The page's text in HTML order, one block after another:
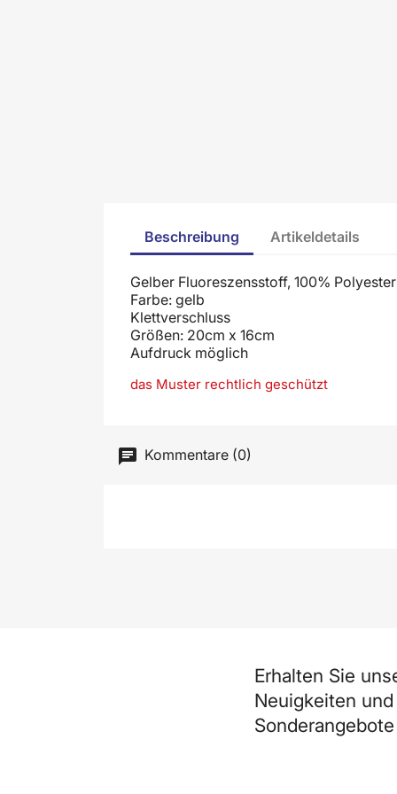
Beschreibung Artikeldetails
Gelber Fluoreszensstoff, 100% Polyester
Farbe: gelb
Klettverschluss
Größen: 20cm x 16cm
Aufdruck möglich
das Muster rechtlich geschützt
Kommentare (0)
Erhalten Sie
Neuigkeiten und
Sonderangebote